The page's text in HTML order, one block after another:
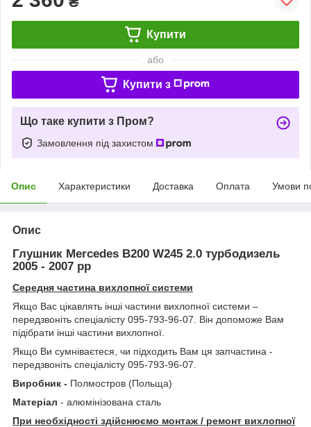
Купити
або
Купити з
Що таке купити з Пром?
Замовлення під захистом
Опис Характеристики Доставка Оплата Умови
Опис
Глушник Mercedes B200 W245 2.0 турбодизель
2005 - 2007 рр
Середня частина вихлопної системи
Якщо Вас цікавлять інші частини вихлопної системи –
передзвоніть спеціалісту 095-793-96-07. Він допоможе Вам
підібрати інші частини вихлопної.
Якщо Ви сумніваєтеся, чи підходить Вам ця запчастина -
передзвоніть спеціалісту 095-793-96-07.
Виробник - Полмостров (Польща)
Матеріал - алюмінізована сталь
При необхідності здійснюємо монтаж / ремонт вихлопної